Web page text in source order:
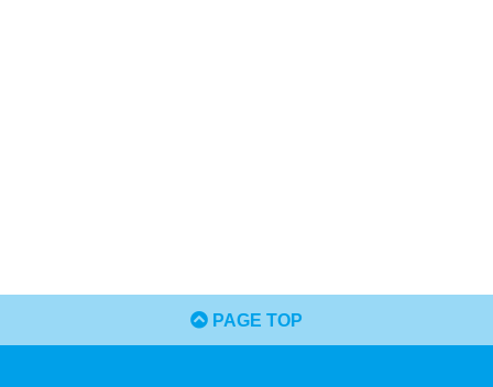
PAGE TOP